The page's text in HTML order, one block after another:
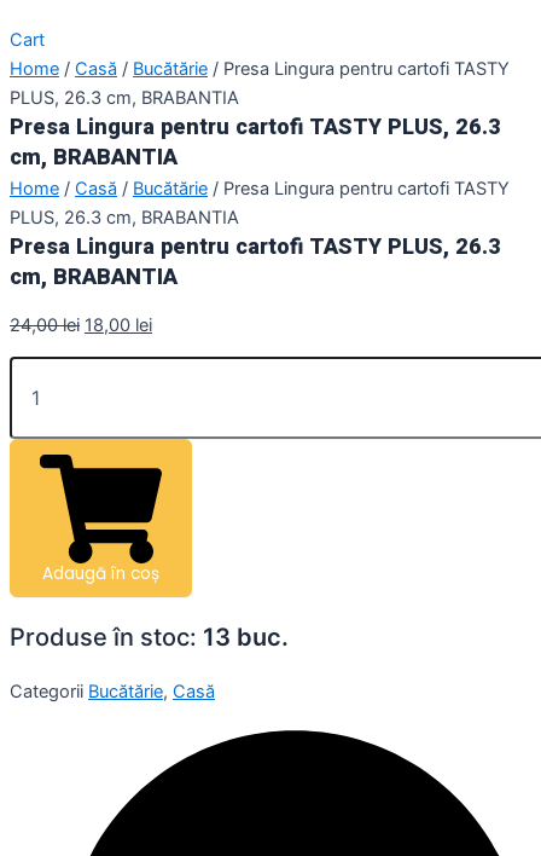
Cart
Home / Casă / Bucătărie / Presa Lingura pentru cartofi TASTY
PLUS, 26.3 cm, BRABANTIA
Presa Lingura pentru cartofi TASTY PLUS, 26.3
cm, BRABANTIA
Home / Casă / Bucătărie / Presa Lingura pentru cartofi TASTY
PLUS, 26.3 cm, BRABANTIA
Presa Lingura pentru cartofi TASTY PLUS, 26.3
cm, BRABANTIA
24,00lei 18,00 lei
Adaugă în coș
Produse în stoc: 13 buc.
Categorii Bucătărie, Casă